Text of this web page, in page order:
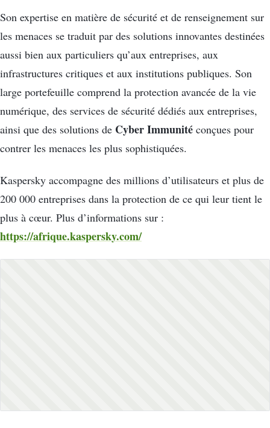
Son expertise en matière de sécurité et de renseignement sur
les menaces se traduit par des solutions innovantes destinées
aussi bien aux particuliers qu’aux entreprises, aux
infrastructures critiques et aux institutions publiques. Son
large portefeuille comprend la protection avancée de la vie
numérique, des services de sécurité dédiés aux entreprises,
ainsi que des solutions de Cyber Immunité conçues pour
contrer les menaces les plus sophistiquées.
Kaspersky accompagne des millions d’utilisateurs et plus de
200 000 entreprises dans la protection de ce qui leur tient le
plus à cœur. Plus d’informations sur :
https://afrique.kaspersky.com/